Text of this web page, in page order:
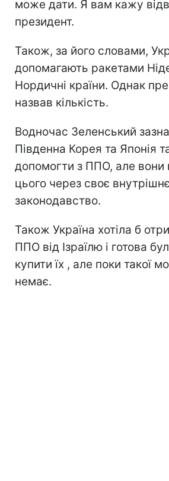
може дати. Я вам кажу
президент.
Також, за його словами,
допомагають ракетами
Нордичні країни. Однак
назвав кількість.
Водночас Зеленський
Південна Корея та Японія
допомогти з ППО, але вони
цього через своє внутрішнє
законодавство.
Також Україна хотіла б
ППО від Ізраїлю і готова
купити їх , але поки такої
немає.